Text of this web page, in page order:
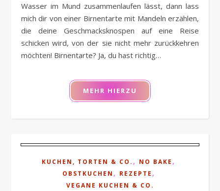
Wasser im Mund zusammenlaufen lässt, dann lass
mich dir von einer Birnentarte mit Mandeln erzählen,
die deine Geschmacksknospen auf eine Reise
schicken wird, von der sie nicht mehr zurückkehren
möchten! Birnentarte? Ja, du hast richtig…
MEHR HIERZU
KUCHEN, TORTEN & CO. , NO BAKE ,
OBSTKUCHEN , REZEPTE ,
VEGANE KUCHEN & CO.